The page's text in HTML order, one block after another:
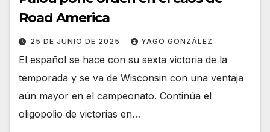
Road America
25 DE JUNIO DE 2025 YAGO GONZÁLEZ
El español se hace con su sexta victoria de la
temporada y se va de Wisconsin con una ventaja
aún mayor en el campeonato. Continúa el
oligopolio de victorias en…